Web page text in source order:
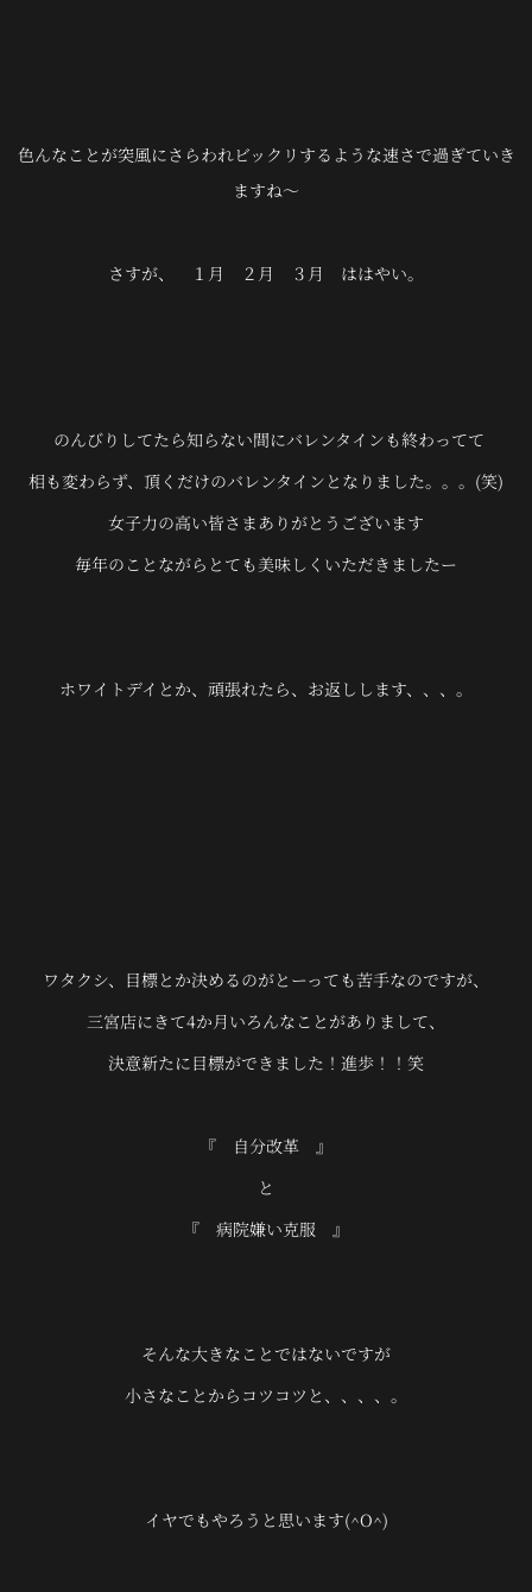
色んなことが突風にさらわれビックリするような速さで過ぎていき
ますね～
さすが、 １月 ２月 ３月 ははやい。
のんびりしてたら知らない間にバレンタインも終わってて
相も変わらず、頂くだけのバレンタインとなりました。。。(笑)
女子力の高い皆さまありがとうございます
毎年のことながらとても美味しくいただきましたー
ホワイトデイとか、頑張れたら、お返しします、、、。
ワタクシ、目標とか決めるのがとーっても苦手なのですが、
三宮店にきて4か月いろんなことがありまして、
決意新たに目標ができました！進歩！！笑
『 自分改革 』
と
『 病院嫌い克服 』
そんな大きなことではないですが
小さなことからコツコツと、、、、。
イヤでもやろうと思います(^O^)